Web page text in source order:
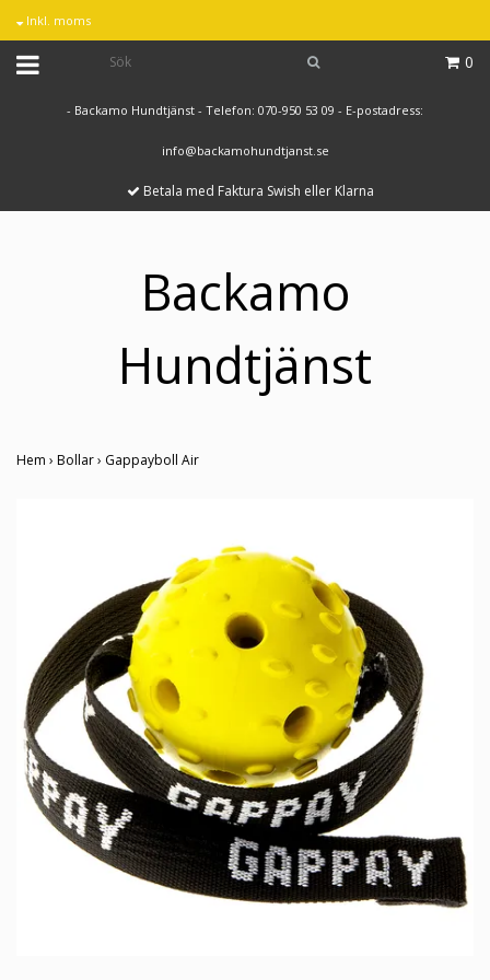
Inkl. moms
0
- Backamo Hundtjänst - Telefon: 070-950 53 09 - E-postadress:
info@backamohundtjanst.se
Betala med Faktura Swish eller Klarna
Backamo
Hundtjänst
Hem › Bollar› Gappayboll Air